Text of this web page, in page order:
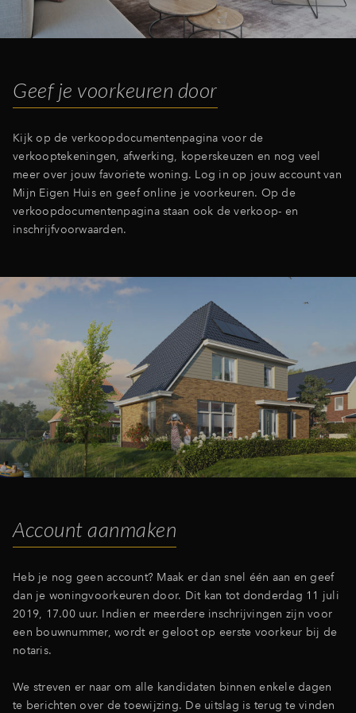
Geef je voorkeuren door
Kijk op de verkoopdocumentenpagina voor de
verkooptekeningen, afwerking, koperskeuzen en nog veel
meer over jouw favoriete woning. Log in op jouw account van
Mijn Eigen Huis en geef online je voorkeuren. Op de
verkoopdocumentenpagina staan ook de verkoop- en
inschrijfvoorwaarden.
Account aanmaken
Heb je nog geen account? Maak er dan snel één aan en geef
dan je woningvoorkeuren door. Dit kan tot donderdag 11 juli
2019, 17.00 uur. Indien er meerdere inschrijvingen zijn voor
een bouwnummer, wordt er geloot op eerste voorkeur bij de
notaris.
We streven er naar om alle kandidaten binnen enkele dagen
te berichten over de toewijzing. De uitslag is terug te vinden